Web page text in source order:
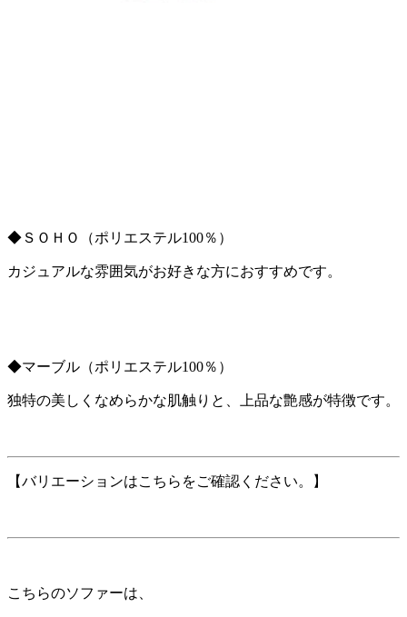
◆ＳＯＨＯ（ポリエステル100％）
カジュアルな雰囲気がお好きな方におすすめです。
◆マーブル（ポリエステル100％）
独特の美しくなめらかな肌触りと、上品な艶感が特徴です。
【バリエーションはこちらをご確認ください。】
こちらのソファーは、